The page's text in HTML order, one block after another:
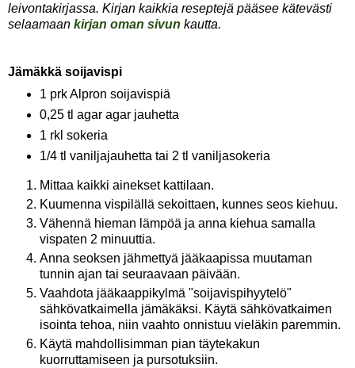
leivontakirjassa. Kirjan kaikkia reseptejä pääsee kätevästi
selaamaan kirjan oman sivun kautta.
Jämäkkä soijavispi
1 prk Alpron soijavispiä
0,25 tl agar agar jauhetta
1 rkl sokeria
1/4 tl vaniljajauhetta tai 2 tl vaniljasokeria
Mittaa kaikki ainekset kattilaan.
Kuumenna vispilällä sekoittaen, kunnes seos kiehuu.
Vähennä hieman lämpöä ja anna kiehua samalla
vispaten 2 minuuttia.
Anna seoksen jähmettyä jääkaapissa muutaman
tunnin ajan tai seuraavaan päivään.
Vaahdota jääkaappikylmä "soijavispihyytelö"
sähkövatkaimella jämäkäksi. Käytä sähkövatkaimen
isointa tehoa, niin vaahto onnistuu vieläkin paremmin.
Käytä mahdollisimman pian täytekakun
kuorruttamiseen ja pursotuksiin.